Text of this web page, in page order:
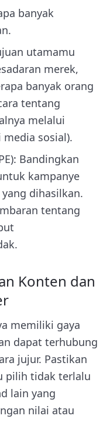
banyak
utamamu
merek,
banyak orang
tentang
melalui
sosial).
Bandingkan
kampanye
dihasilkan.
tentang
Konten dan
memiliki gaya
dapat terhubung
jujur. Pastikan
pilih tidak terlalu
lain yang
nilai atau